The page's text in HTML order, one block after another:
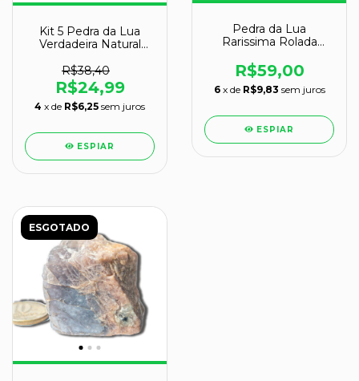
Kit 5 Pedra da Lua
Verdadeira Natural
R$38,40
R$24,99
4 x de R$6,25 sem juros
ESPIAR
Pedra da Lua
Rarissima Rolada
Cod 123871
R$59,00
6 x de R$9,83 sem juros
ESPIAR
ESGOTADO